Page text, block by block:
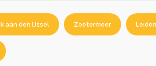
aan den IJssel Zoetermeer Leiden